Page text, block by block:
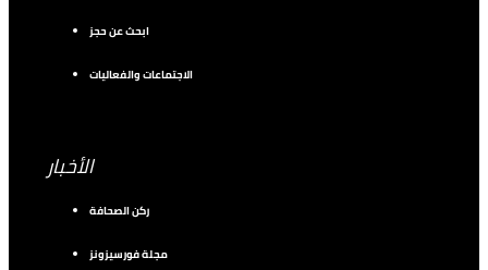
ابحث عن حجز
الاجتماعات والفعاليات
الأخبار
ركن الصحافة
مجلة فورسيزونز